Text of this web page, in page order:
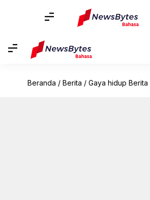
Beranda / Berita / Gaya hidup Berita